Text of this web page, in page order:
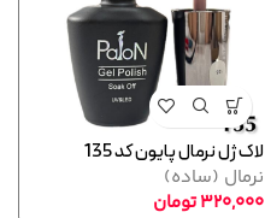
لاک ژل نرمال پایون کد 135
نرمال (ساده)
320,000تومان